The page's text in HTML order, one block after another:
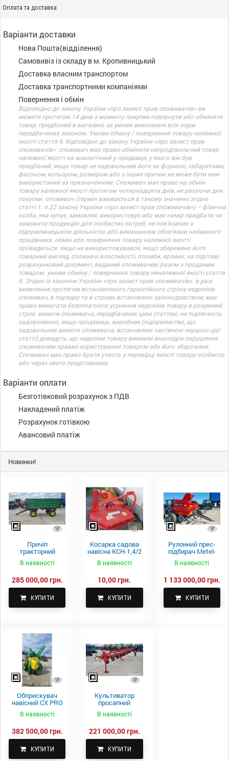
Оплата та доставка
Варіанти доставки
Нова Пошта(відділення)
Самовивіз із складу в м. Кропивницький
Доставка власним транспортом
Доставка транспортними компаніями
Повернення і обмін
Відповідно до закону України «про захист прав споживачів» ви
можете протягом 14 днів з моменту покупки повернути або обміняти
товар, придбаний в магазині, за умови виконання всіх норм
передбачених законом. Умови обміну / повернення товару належної
якості стаття 9. Відповідно до закону України «про захист прав
споживачів»: споживач має право обміняти непродовольчий товар
належної якості на аналогічний у продавця, у якого він був
придбаний, якщо товар не задовольнив його за формою, габаритами,
фасоном, кольором, розміром або з інших причин не може бути ним
використаний за призначенням. Споживач має право на обмін
товару належної якості протягом чотирнадцяти днів, не рахуючи дня
покупки. споживач (термін вживається в такому значенні згідно
статті 1. п.22 закону України «про захист прав споживачів») – фізична
особа, яка купує, замовляє, використовує або має намір придбати чи
замовити продукцію для особистих потреб, не пов’язаних з
підприємницькою діяльністю або виконанням обов’язків найманого
працівника. обмін або повернення товару належної якості
провадиться: якщо не використовувався; якщо збережено його
товарний вигляд, споживчі властивості, пломби, ярлики; на підставі
розрахунковий документ, виданий споживачеві разом з проданим
товаром. умови обміну / повернення товару неналежної якості стаття
8. Згідно із законом України «про захист прав споживачів»: в разі
виявлення протягом встановленого гарантійного строку недоліків
споживач, в порядку та в строки, встановлені законодавством, має
право вимагати безоплатного усунення недоліків товару в розумний
строк. вимоги споживача, передбачених цією статтею, не підлягають
задоволенню, якщо продавець, виробник (підприємство, що
задовольняє вимоги споживача, встановлені частиною першою цієї
статті) доведуть, що недоліки товару виникли внаслідок порушення
споживачем правил користування товаром або його зберігання.
Споживач має право брати участь у перевірці якості товару особисто
або через свого представника.
Варіанти оплати
Безготівковий розрахунок з ПДВ
Накладений платіж
Розрахунок готівкою
Авансовий платіж
Новинки!
Причіп
тракторний
самоскидний
Spike 2 ПТС-4
В наявності
285 000,00 грн.
КУПИТИ
Косарка садова
навісна КСН-1,4/2
В наявності
10,00 грн.
КУПИТИ
Рулонний прес-
підбирач Metel-
Fach Z 587
В наявності
1 133 000,00 грн.
КУПИТИ
Обприскувач
навісний CX PRO
В наявності
382 500,00 грн.
КУПИТИ
Культиватор
просапний
КПН-5,6-05
В наявності
221 000,00 грн.
КУПИТИ